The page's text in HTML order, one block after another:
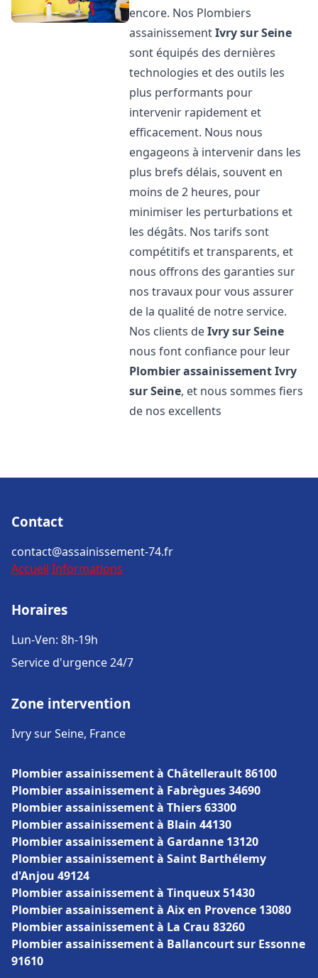
encore. Nos Plombiers
assainissementIvry sur Seine
sont équipés des dernières
technologies et des outils les
plus performants pour
intervenir rapidement et
efficacement. Nous nous
engageons à intervenir dans les
plus brefs délais, souvent en
moins de 2 heures, pour
minimiser les perturbations et
les dégâts. Nos tarifs sont
compétitifs et transparents, et
nous offrons des garanties sur
nos travaux pour vous assurer
de la qualité de notre service.
Nos clients deIvry sur Seine
nous font confiance pour leur
Plombier assainissementIvry
sur Seine, et nous sommes fiers
de nos excellents
Contact
contact@assainissement-74.fr
Accueil Informations
Horaires
Lun-Ven: 8h-19h
Service d'urgence 24/7
Zone intervention
Ivry sur Seine, France
Plombier assainissement à Châtellerault 86100
Plombier assainissement à Fabrègues 34690
Plombier assainissement à Thiers 63300
Plombier assainissement à Blain 44130
Plombier assainissement à Gardanne 13120
Plombier assainissement à Saint Barthélemy
d'Anjou 49124
Plombier assainissement à Tinqueux 51430
Plombier assainissement à Aix en Provence 13080
Plombier assainissement à La Crau 83260
Plombier assainissement à Ballancourt sur Essonne
91610